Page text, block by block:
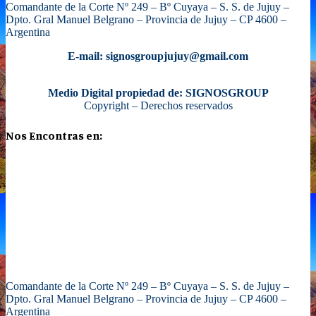
Comandante de la Corte Nº 249 – Bº Cuyaya – S. S. de Jujuy –
Dpto. Gral Manuel Belgrano – Provincia de Jujuy – CP 4600 –
Argentina
E-mail: signosgroupjujuy@gmail.com
Medio Digital propiedad de: SIGNOSGROUP
Copyright – Derechos reservados
Nos Encontras en:
Comandante de la Corte Nº 249 – Bº Cuyaya – S. S. de Jujuy –
Dpto. Gral Manuel Belgrano – Provincia de Jujuy – CP 4600 –
Argentina